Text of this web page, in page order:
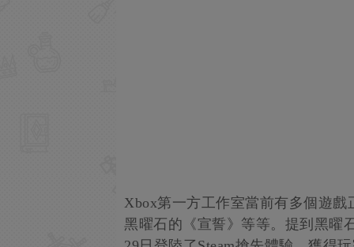
Xbox第一方工作室當前有多個遊
黑曜石的《宣誓》等等。提到黑曜